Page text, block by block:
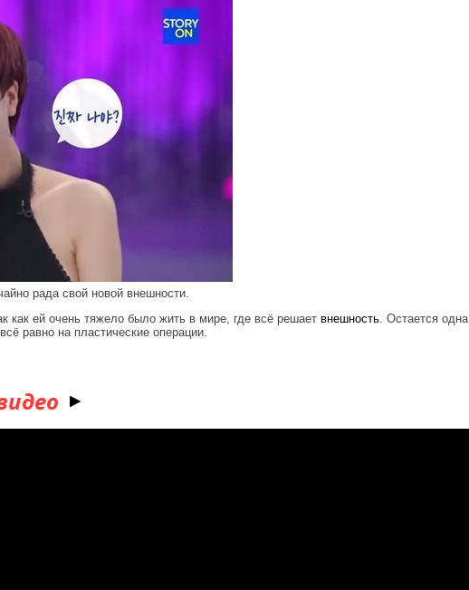
рада свой новой внешности.
как ей очень тяжело было жить в мире, где всё решает внешность. Остается одна
равно на пластические операции.